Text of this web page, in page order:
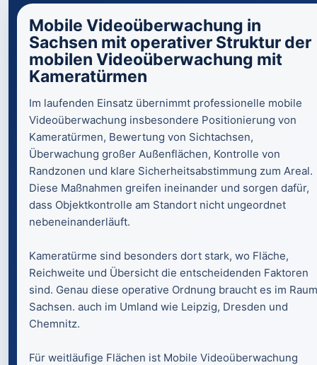
Mobile Videoüberwachung in
Sachsen mit operativer Struktur der
mobilen Videoüberwachung mit
Kameratürmen
Im laufenden Einsatz übernimmt professionelle mobile
Videoüberwachung insbesondere Positionierung von
Kameratürmen, Bewertung von Sichtachsen,
Überwachung großer Außenflächen, Kontrolle von
Randzonen und klare Sicherheitsabstimmung zum Areal.
Diese Maßnahmen greifen ineinander und sorgen dafür,
dass Objektkontrolle am Standort nicht ungeordnet
nebeneinanderläuft.
Kameratürme sind besonders dort stark, wo Fläche,
Reichweite und Übersicht die entscheidenden Faktoren
sind. Genau diese operative Ordnung braucht es im Raum
Sachsen. auch im Umland wie Leipzig, Dresden und
Chemnitz.
Für weitläufige Flächen ist Mobile Videoüberwachung